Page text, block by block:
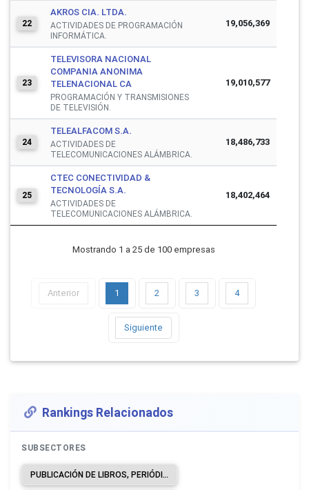
22
AKROS CIA. LTDA.
ACTIVIDADES DE PROGRAMACIÓN
INFORMÁTICA.
19,056,369
23
TELEVISORA NACIONAL
COMPANIA ANONIMA
TELENACIONAL CA
PROGRAMACIÓN Y TRANSMISIONES
DE TELEVISIÓN.
19,010,577
24
TELEALFACOM S.A.
ACTIVIDADES DE
TELECOMUNICACIONES ALÁMBRICA.
18,486,733
25
CTEC CONECTIVIDAD &
TECNOLOGÍA S.A.
ACTIVIDADES DE
TELECOMUNICACIONES ALÁMBRICA.
18,402,464
Mostrando 1 a 25 de 100 empresas
Anterior 1 2 3 4
Siguiente
Rankings Relacionados
SUBSECTORES
PUBLICACIÓN DE LIBROS, PERIÓDICOS Y OTRAS ACTIVIDADES DE PUBLICACIÓN.